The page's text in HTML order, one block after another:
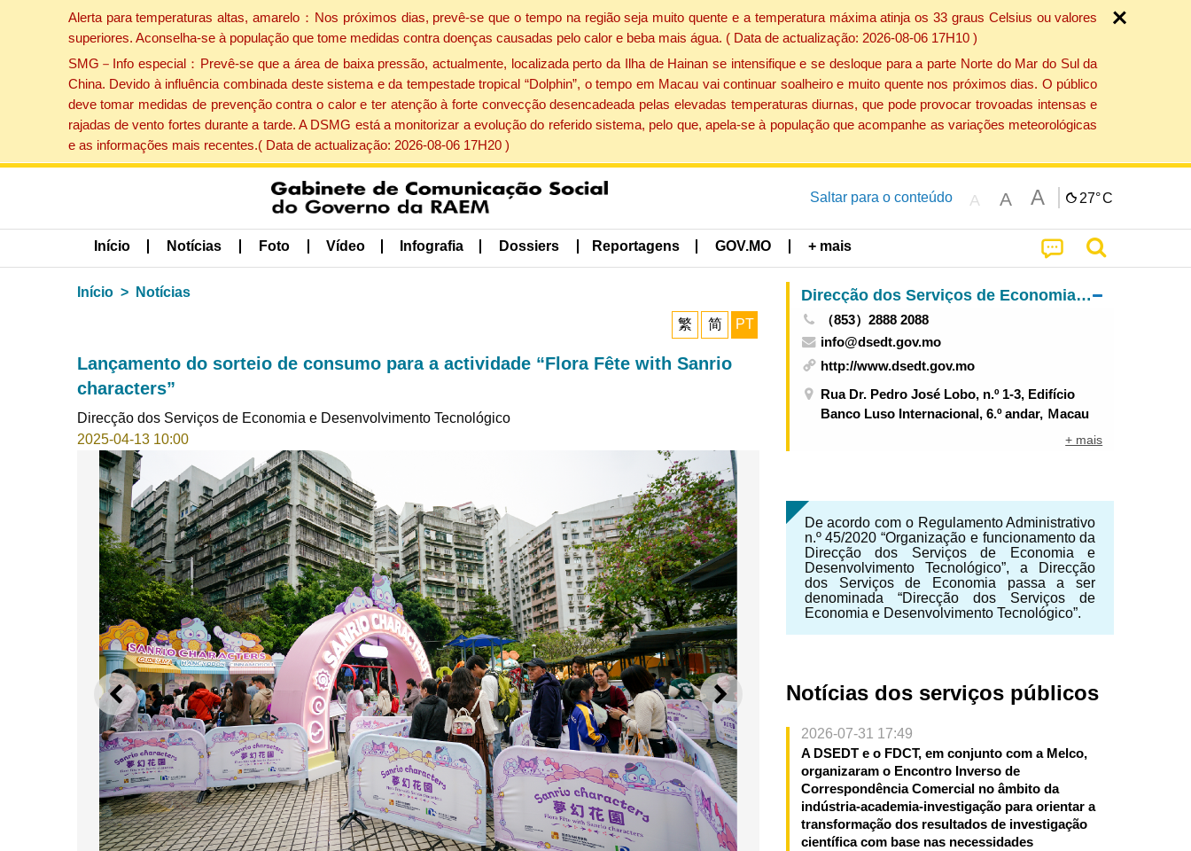
Alerta para temperaturas altas, amarelo：Nos próximos dias, prevê-se que o tempo na região seja muito quente e a temperatura máxima atinja os 33 graus Celsius ou valores
superiores. Aconselha-se à população que tome medidas contra doenças causadas pelo calor e beba mais água. ( Data de actualização: 2026-08-06 17H10 )
SMG－Info especial：Prevê-se que a área de baixa pressão, actualmente, localizada perto da Ilha de Hainan se intensifique e se desloque para a parte Norte do Mar do Sul da
China. Devido à influência combinada deste sistema e da tempestade tropical “Dolphin”, o tempo em Macau vai continuar soalheiro e muito quente nos próximos dias. O público
deve tomar medidas de prevenção contra o calor e ter atenção à forte convecção desencadeada pelas elevadas temperaturas diurnas, que pode provocar trovoadas intensas e
rajadas de vento fortes durante a tarde. A DSMG está a monitorizar a evolução do referido sistema, pelo que, apela-se à população que acompanhe as variações meteorológicas
e as informações mais recentes.( Data de actualização: 2026-08-06 17H20 )
Saltar para o conteúdo A A A 27°C
Início Notícias Foto Vídeo Infografia Dossiers Reportagens GOV.MO + mais
Início Notícias
繁 简 PT
Lançamento do sorteio de consumo para a actividade “Flora Fête with Sanrio
characters”
Direcção dos Serviços de Economia e Desenvolvimento Tecnológico
2025-04-13 10:00
ANTERIOR SEGUINTE
Direcção dos Serviços de Economia e Desenvolvimento Tecnológico
（853）2888 2088
info@dsedt.gov.mo
http://www.dsedt.gov.mo
Rua Dr. Pedro José Lobo, n.º 1-3, Edifício
Banco Luso Internacional, 6.º andar, Ｍacau
+ mais
De acordo com o Regulamento Administrativo
n.º 45/2020 “Organização e funcionamento da
Direcção dos Serviços de Economia e
Desenvolvimento Tecnológico”, a Direcção
dos Serviços de Economia passa a ser
denominada “Direcção dos Serviços de
Economia e Desenvolvimento Tecnológico”.
Notícias dos serviços públicos
2026-07-31 17:49
A DSEDT e o FDCT, em conjunto com a Melco,
organizaram o Encontro Inverso de
Correspondência Comercial no âmbito da
indústria-academia-investigação para orientar a
transformação dos resultados de investigação
científica com base nas necessidades